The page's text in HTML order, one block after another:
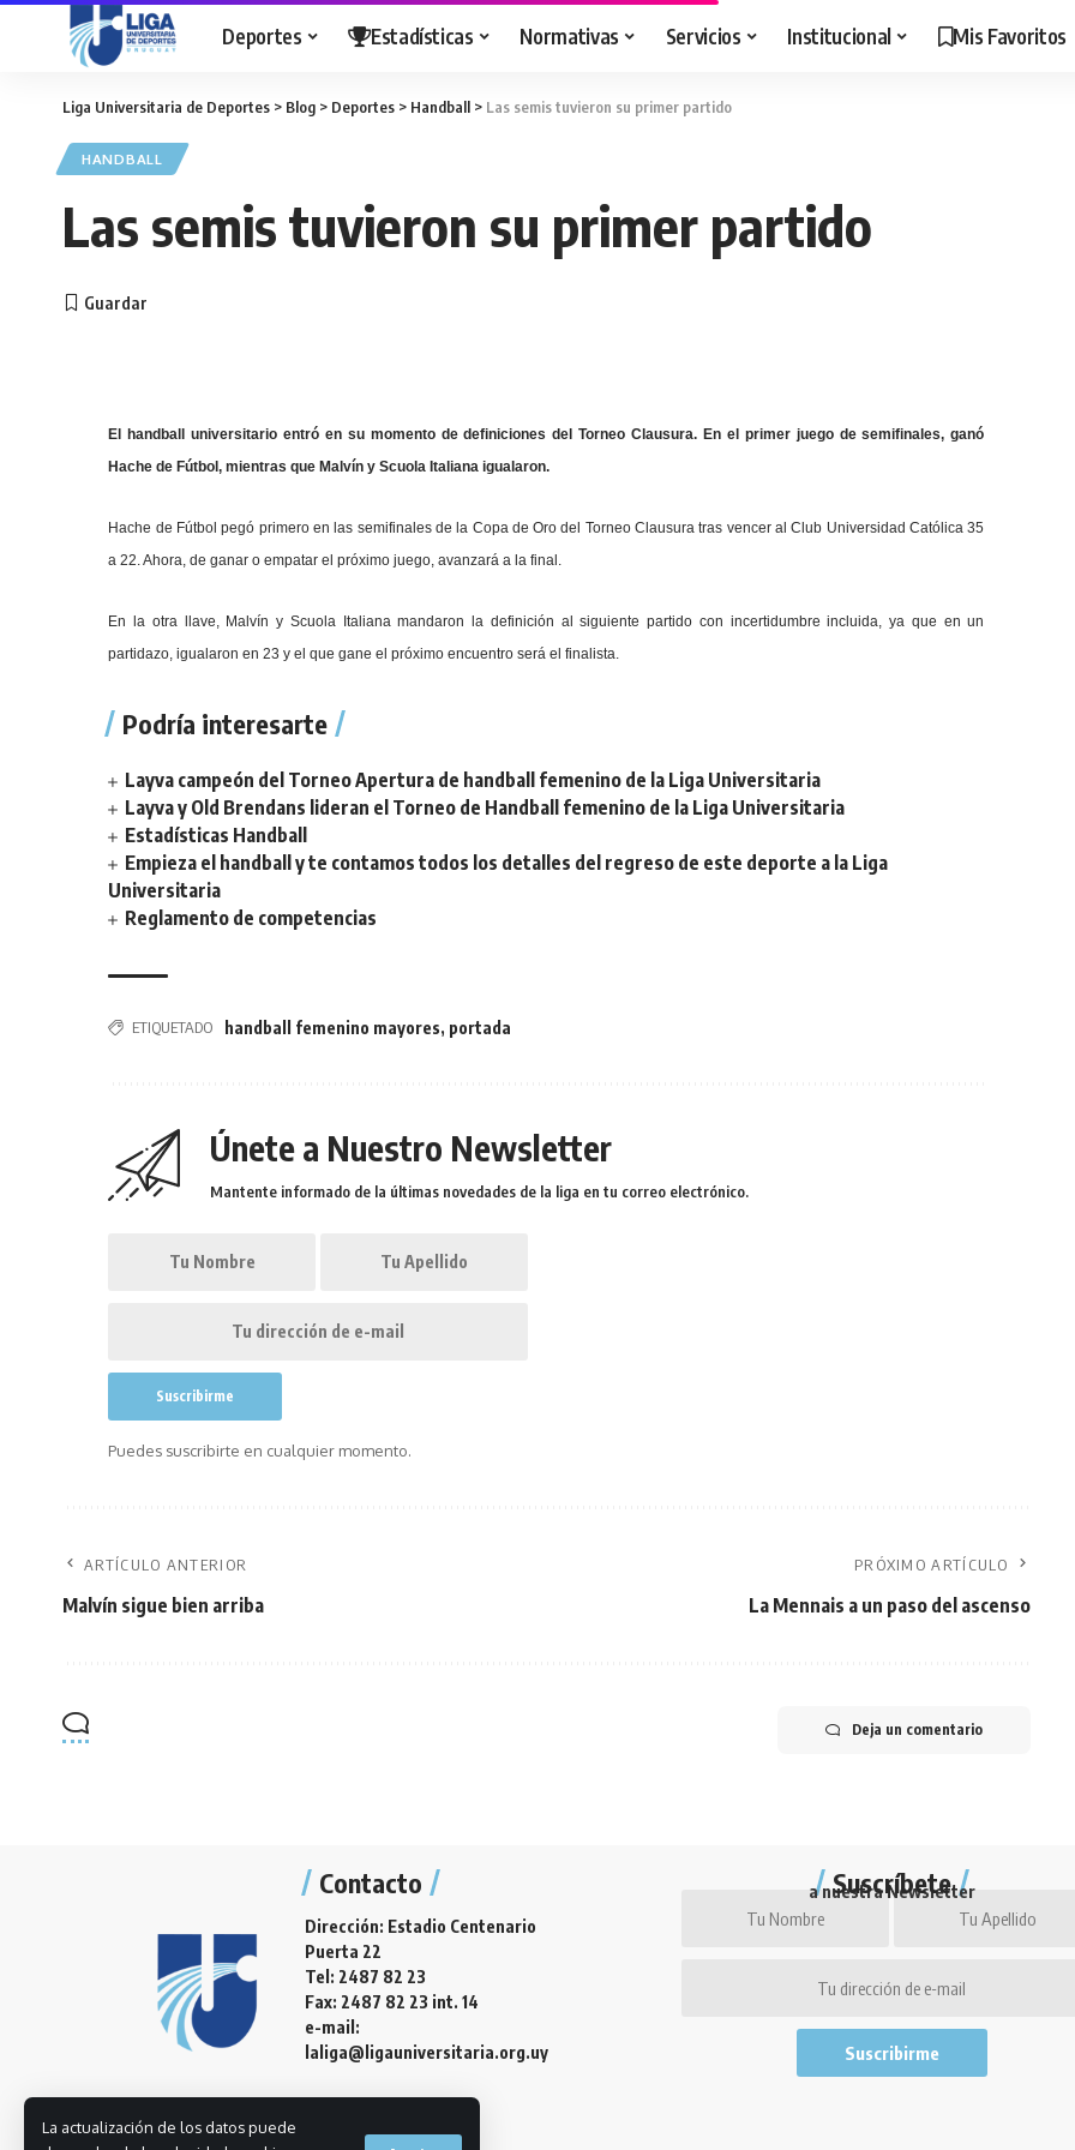
La actualización de los datos puede
Deportes Estadísticas Normativas Servicios Institucional Mis Favoritos
Liga Universitaria de Deportes > Blog > Deportes > Handball > Las semis tuvieron su primer partido
HANDBALL
Las semis tuvieron su primer partido
El handball universitario entró en su momento de definiciones del Torneo Clausura. En el primer juego de semifinales, ganó
Hache de Fútbol, mientras que Malvín y Scuola Italiana igualaron.
Hache de Fútbol pegó primero en las semifinales de la Copa de Oro del Torneo Clausura tras vencer al Club Universidad Católica 35
a 22. Ahora, de ganar o empatar el próximo juego, avanzará a la final.
En la otra llave, Malvín y Scuola Italiana mandaron la definición al siguiente partido con incertidumbre incluida, ya que en un
partidazo, igualaron en 23 y el que gane el próximo encuentro será el finalista.
Podría interesarte
Layva campeón del Torneo Apertura de handball femenino de la Liga Universitaria
Layva y Old Brendans lideran el Torneo de Handball femenino de la Liga Universitaria
Estadísticas Handball
Empieza el handball y te contamos todos los detalles del regreso de este deporte a la Liga
Universitaria
Reglamento de competencias
ETIQUETADO handball femenino mayores, portada
Únete a Nuestro Newsletter
Mantente informado de la últimas novedades de la liga en tu correo electrónico.
Puedes suscribirte en cualquier momento.
ARTÍCULO ANTERIOR
Malvín sigue bien arriba
PRÓXIMO ARTÍCULO
La Mennais a un paso del ascenso
Deja un comentario
Contacto
Dirección: Estadio Centenario
Puerta 22
Tel: 2487 82 23
Fax: 2487 82 23 int. 14
e-mail:
laliga@ligauniversitaria.org.uy
Suscríbete
a nuestra Newsletter